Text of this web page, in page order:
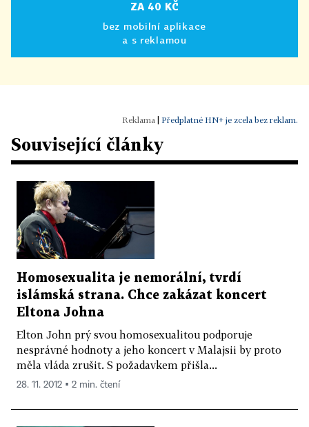
ZA 40 KČ
bez mobilní aplikace
a s reklamou
Předplatné HN+ je zcela bez reklam.
Související články
Homosexualita je nemorální, tvrdí
islámská strana. Chce zakázat koncert
Eltona Johna
Elton John prý svou homosexualitou podporuje
nesprávné hodnoty a jeho koncert v Malajsii by proto
měla vláda zrušit. S požadavkem přišla...
28. 11. 2012 ▪ 2 min. čtení